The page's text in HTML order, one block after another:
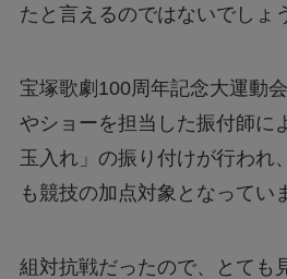
たと言えるのではないでしょ
宝塚歌劇100周年記念大運動
やショーを担当した振付師に
玉入れ」の振り付けが行われ
も競技の加点対象となってい
組対抗戦だったので、とても